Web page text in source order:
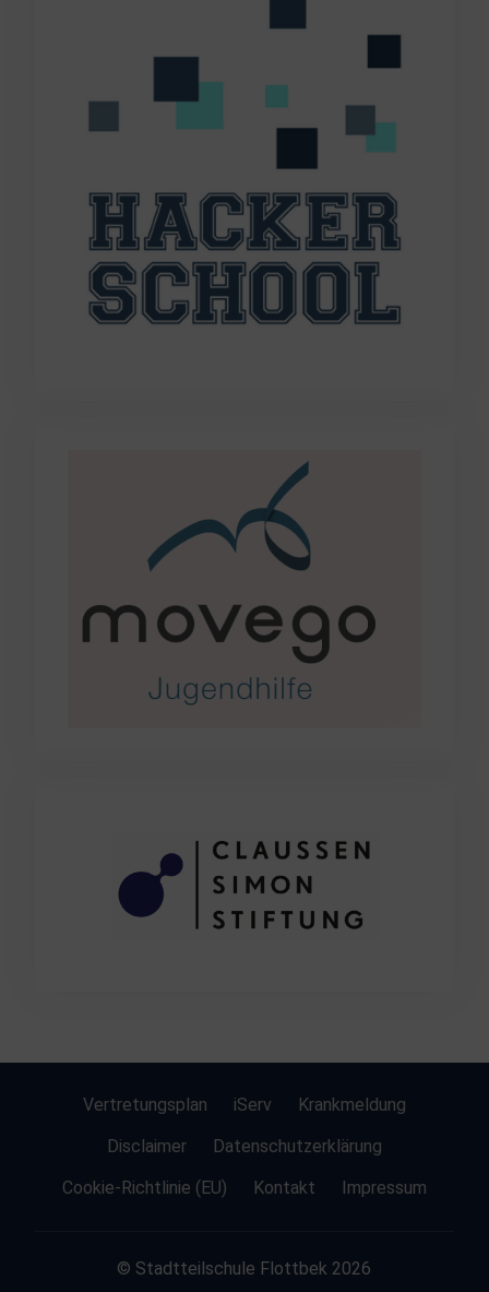
Vertretungsplan iServ
Krankmeldung
Disclaimer
Datenschutzerklärung
Cookie-Richtlinie (EU)
Kontakt Impressum
© Stadtteilschule Flottbek 2026